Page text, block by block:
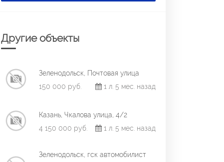
Другие объекты
Зеленодольск, Почтовая улица
150 000 руб.
1 л. 5 мес. назад
Казань, Чкалова улица, 4/2
4 150 000 руб.
1 л. 5 мес. назад
Зеленодольск, гск автомобилист